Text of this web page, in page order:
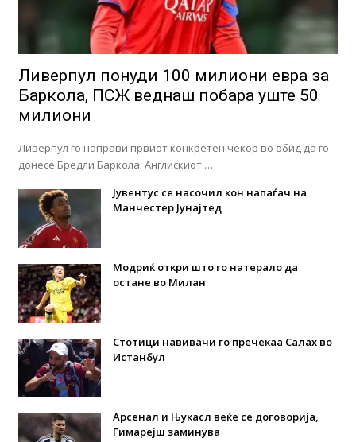
Ливерпул понуди 100 милиони евра за
Баркола, ПСЖ веднаш побара уште 50
милиони
Ливерпул го направи првиот конкретен чекор во обид да го
донесе Бредли Баркола. Англискиот …
Јувентус се насочил кон напаѓач на
Манчестер Јунајтед
Модриќ откри што го натерало да
остане во Милан
Стотици навивачи го пречекаа Салах во
Истанбул
Арсенал и Њукасл веќе се договорија,
Гимарејш заминува